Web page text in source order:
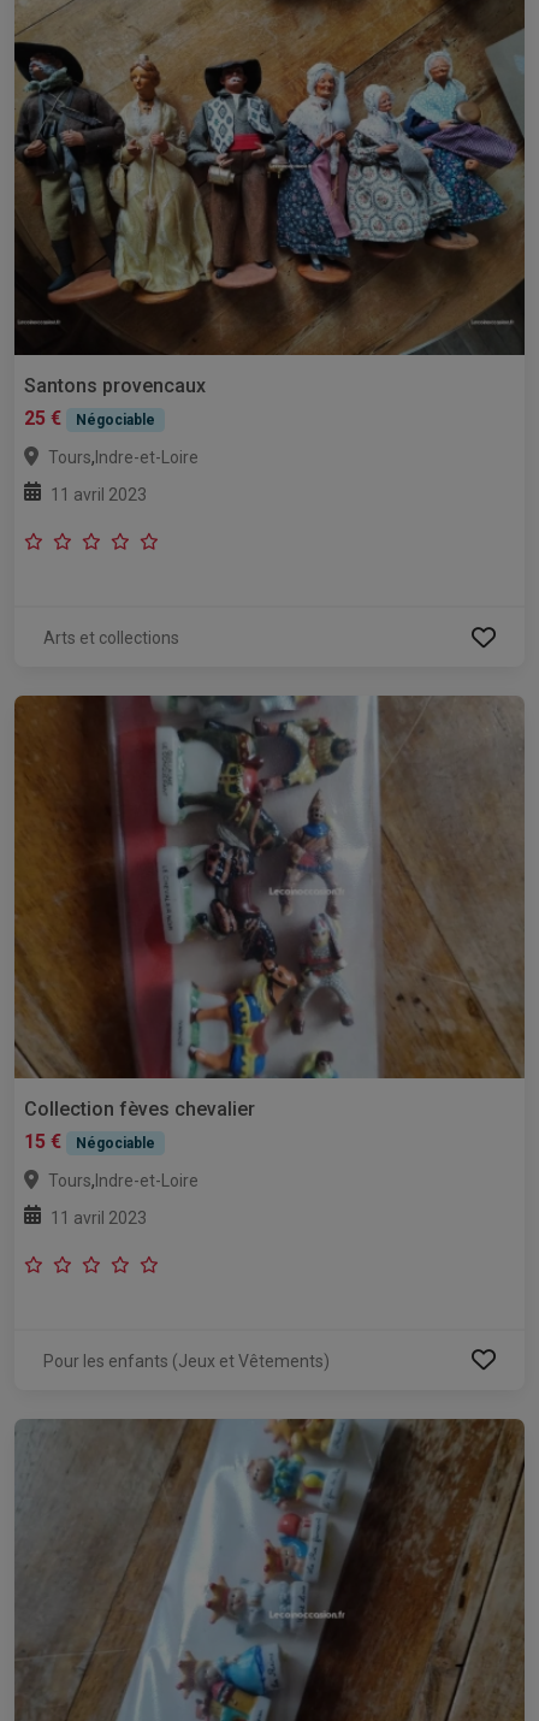
Santons provencaux
25 €
Négociable
Tours, Indre-et-Loire
11 avril 2023
Arts et collections
Collection fèves chevalier
15 €
Négociable
Tours, Indre-et-Loire
11 avril 2023
Pour les enfants (Jeux et Vêtements)